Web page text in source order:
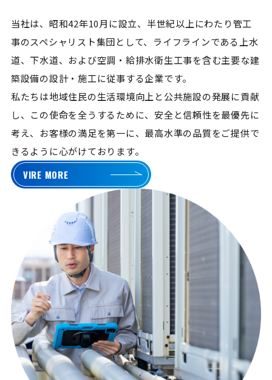
当社は、昭和42年10月に設立、半世紀以上にわたり管工
事のスペシャリスト集団として、ライフラインである上水
道、下水道、および空調・給排水衛生工事を含む主要な建
築設備の設計・施工に従事する企業です。
私たちは地域住民の生活環境向上と公共施設の発展に貢献
し、この使命を全うするために、安全と信頼性を最優先に
考え、お客様の満足を第一に、最高水準の品質をご提供で
きるように心がけております。
VIRE MORE